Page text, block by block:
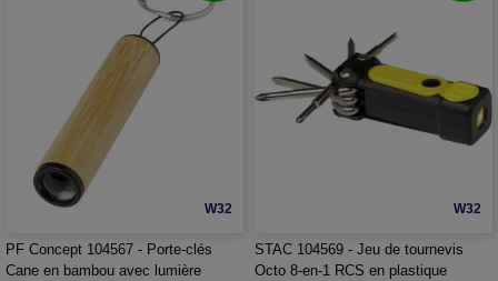
W32
PF Concept 104567 - Porte-clés
Cane en bambou avec lumière
W32
STAC 104569 - Jeu de tournevis
Octo 8-en-1 RCS en plastique